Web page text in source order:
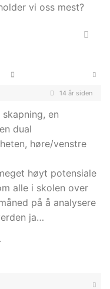
vi oss mest?
14 år siden
en
dual
høre/venstre
høyt potensiale
alle i skolen over
på å analysere
ja…